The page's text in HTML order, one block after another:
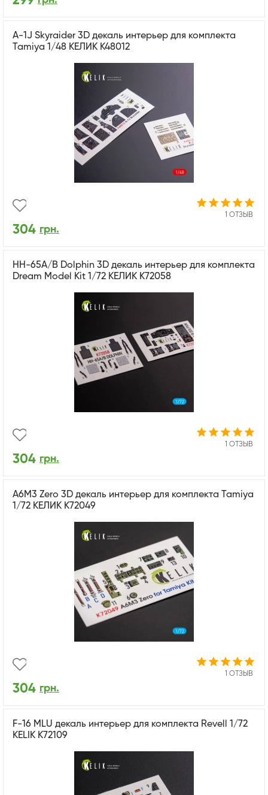
A-1J Skyraider 3D декаль интерьер для комплекта
Tamiya 1/48 КЕЛИК K48012
1 ОТЗЫВ
304 грн.
HH-65A/B Dolphin 3D декаль интерьер для комплекта
Dream Model Kit 1/72 КЕЛИК K72058
1 ОТЗЫВ
304 грн.
A6M3 Zero 3D декаль интерьер для комплекта Tamiya
1/72 КЕЛИК K72049
1 ОТЗЫВ
304 грн.
F-16 MLU декаль интерьер для комплекта Revell 1/72
KELIK K72109